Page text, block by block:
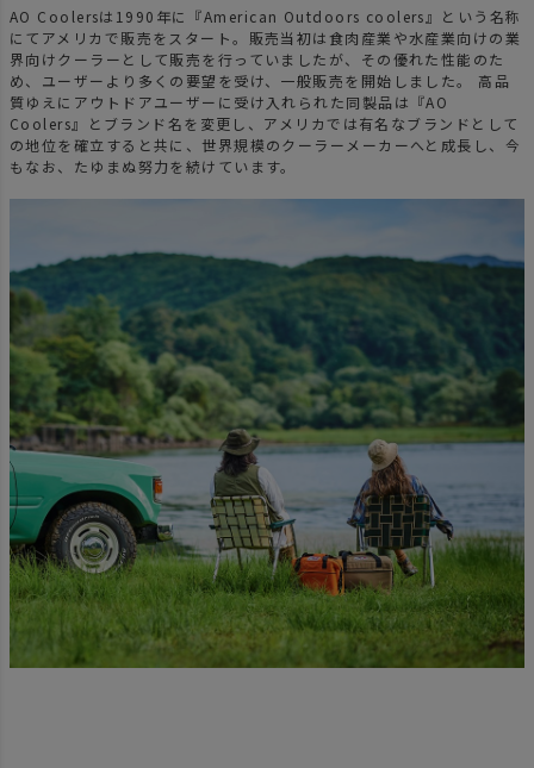
AO Coolersは1990年に『American Outdoors coolers』という名称
にてアメリカで販売をスタート。販売当初は食肉産業や水産業向けの業
界向けクーラーとして販売を行っていましたが、その優れた性能のた
め、ユーザーより多くの要望を受け、一般販売を開始しました。 高品
質ゆえにアウトドアユーザーに受け入れられた同製品は『AO
Coolers』とブランド名を変更し、アメリカでは有名なブランドとして
の地位を確立すると共に、世界規模のクーラーメーカーへと成長し、今
もなお、たゆまぬ努力を続けています。